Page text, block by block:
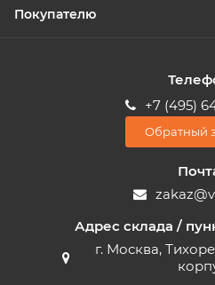
Покупателю
+7 (495)
Обратный
Адрес склада /
г. Москва,